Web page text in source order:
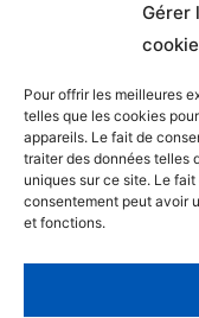
Gérer
Pour offrir les meilleures
telles que les cookies
appareils. Le fait de
traiter des données telles
uniques sur ce site. Le
consentement peut avoir
et fonctions.
Mentions
Politique de